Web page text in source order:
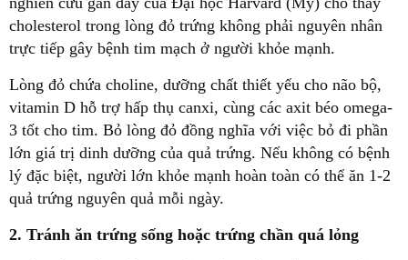
cholesterol trong lòng đỏ trứng không phải nguyên nhân
trực tiếp gây bệnh tim mạch ở người khỏe mạnh.
Lòng đỏ chứa choline, dưỡng chất thiết yếu cho não bộ,
vitamin D hỗ trợ hấp thụ canxi, cùng các axit béo omega-
3 tốt cho tim. Bỏ lòng đỏ đồng nghĩa với việc bỏ đi phần
lớn giá trị dinh dưỡng của quả trứng. Nếu không có bệnh
lý đặc biệt, người lớn khỏe mạnh hoàn toàn có thể ăn 1-2
quả trứng nguyên quả mỗi ngày.
2. Tránh ăn trứng sống hoặc trứng chần quá lỏng